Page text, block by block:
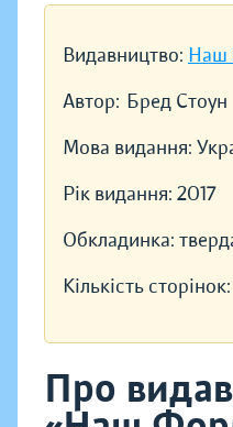
Видавництво: Наш
Автор: Бред Стоун
Мова видання:
Рік видання: 2017
Обкладинка:
Кількість сторінок:
Про